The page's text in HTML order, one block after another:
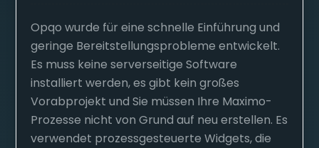
Opqo wurde für eine schnelle Einführung und
geringe Bereitstellungsprobleme entwickelt.
Es muss keine serverseitige Software
installiert werden, es gibt kein großes
Vorabprojekt und Sie müssen Ihre Maximo-
Prozesse nicht von Grund auf neu erstellen. Es
verwendet prozessgesteuerte Widgets, die